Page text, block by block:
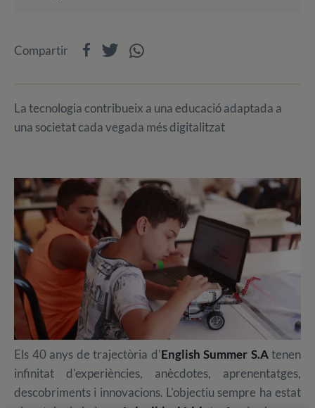
La tecnologia contribueix a una educació adaptada a
una societat cada vegada més digitalitzat
Els 40 anys de trajectòria d'English Summer S.Atenen
infinitat d'experiències, anècdotes, aprenentatges,
descobriments i innovacions. L'objectiu sempre ha estat
Compartir